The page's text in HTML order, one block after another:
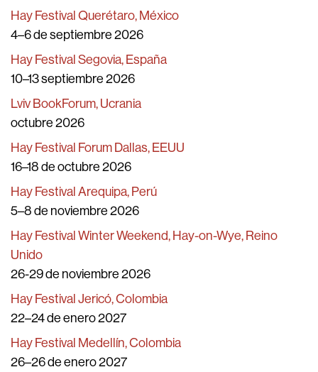
Hay Festival Querétaro, México
4–6 de septiembre 2026
Hay Festival Segovia, España
10–13 septiembre 2026
Lviv BookForum, Ucrania
octubre 2026
Hay Festival Forum Dallas, EEUU
16–18 de octubre 2026
Hay Festival Arequipa, Perú
5–8 de noviembre 2026
Hay Festival Winter Weekend, Hay-on-Wye, Reino
Unido
26-29 de noviembre 2026
Hay Festival Jericó, Colombia
22–24 de enero 2027
Hay Festival Medellín, Colombia
26–26 de enero 2027